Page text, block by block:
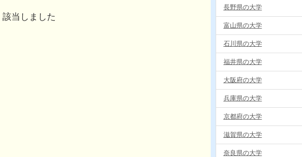
該当しました
長野県の大学
富山県の大学
石川県の大学
福井県の大学
大阪府の大学
兵庫県の大学
京都府の大学
滋賀県の大学
奈良県の大学